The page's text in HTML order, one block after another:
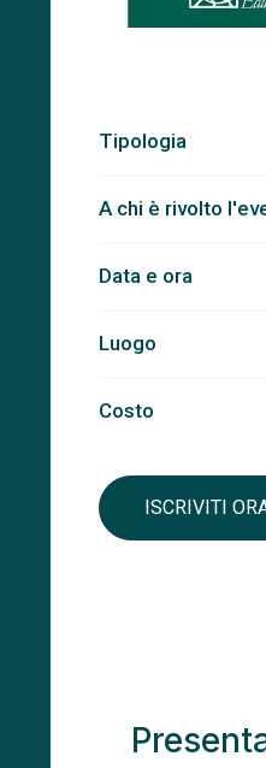
Tipologia
A chi è rivolto
Data e ora
Luogo
Costo
ISCRIVITI